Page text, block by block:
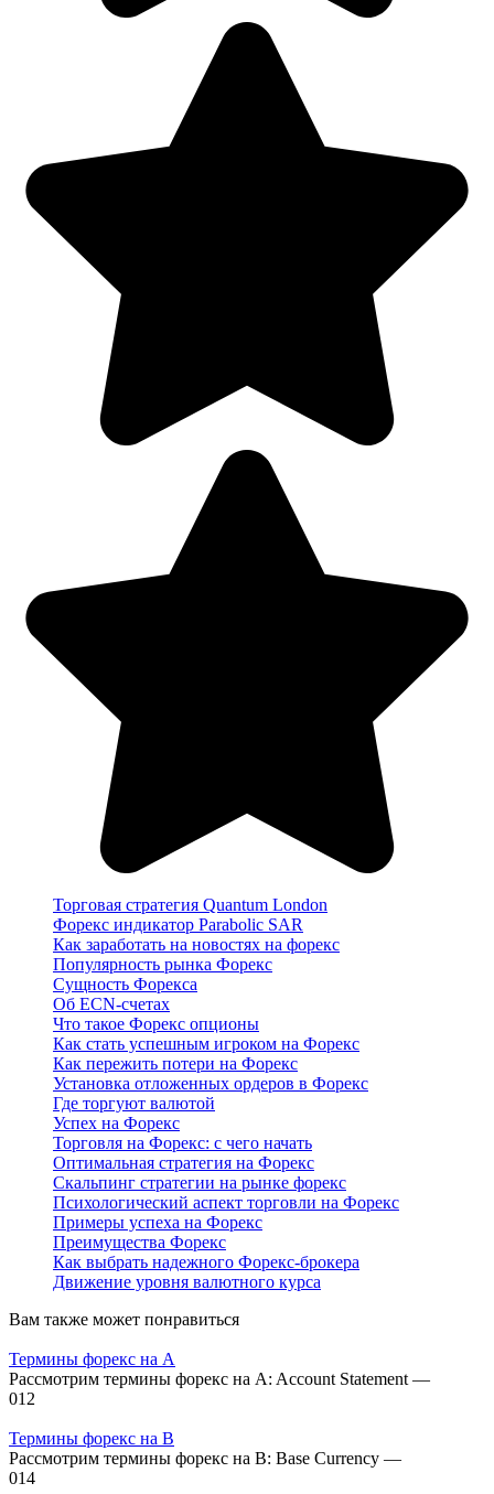
Торговая стратегия Quantum London
Форекс индикатор Parabolic SAR
Как заработать на новостях на форекс
Популярность рынка Форекс
Сущность Форекса
Об ECN-счетах
Что такое Форекс опционы
Как стать успешным игроком на Форекс
Как пережить потери на Форекс
Установка отложенных ордеров в Форекс
Где торгуют валютой
Успех на Форекс
Торговля на Форекс: с чего начать
Оптимальная стратегия на Форекс
Скальпинг стратегии на рынке форекс
Психологический аспект торговли на Форекс
Примеры успеха на Форекс
Преимущества Форекс
Как выбрать надежного Форекс-брокера
Движение уровня валютного курса
Вам также может понравиться
Термины форекс на A
Рассмотрим термины форекс на A: Account Statement —
012
Термины форекс на B
Рассмотрим термины форекс на B: Base Currency —
014